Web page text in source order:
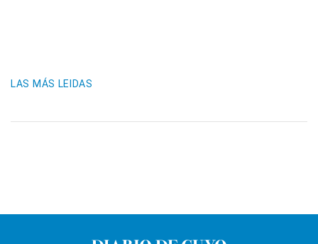
LAS MÁS LEIDAS